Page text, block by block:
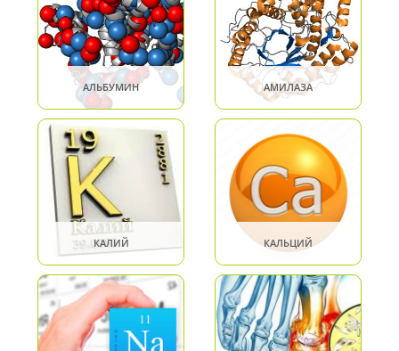
АЛЬБУМИН АМИЛАЗА
КАЛИЙ КАЛЬЦИЙ